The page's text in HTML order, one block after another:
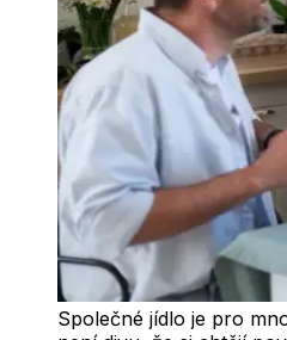
Společné jídlo je pro